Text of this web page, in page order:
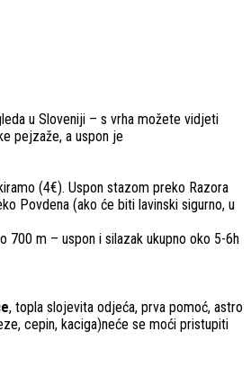
u Sloveniji – s vrha možete vidjeti
pejzaže, a uspon je
(4€). Uspon stazom preko Razora
Povdena (ako će biti lavinski sigurno, u
700 m – uspon i silazak ukupno oko 5-6h
, topla slojevita odjeća, prva pomoć, astro
cepin, kaciga)neće se moći pristupiti